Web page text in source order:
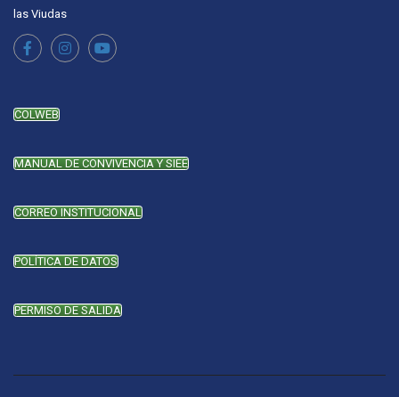
las Viudas
COLWEB
MANUAL DE CONVIVENCIA Y SIEE
CORREO INSTITUCIONAL
POLÍTICA DE DATOS
PERMISO DE SALIDA